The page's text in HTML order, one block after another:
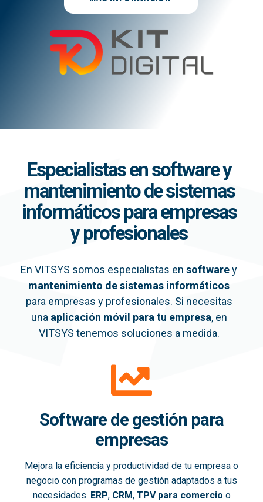
Especialistas en software y
mantenimiento de sistemas
informáticos para empresas
y profesionales
En VITSYS somos especialistas en softwarey
mantenimiento de sistemas informáticos
para empresas y profesionales. Si necesitas
una aplicación móvil para tu empresa, en
VITSYS tenemos soluciones a medida.
Software de gestión para
empresas
Mejora la eficiencia y productividad de tu empresa o
negocio con programas de gestión adaptados a tus
necesidades. ERP, CRM, TPV para comercio o